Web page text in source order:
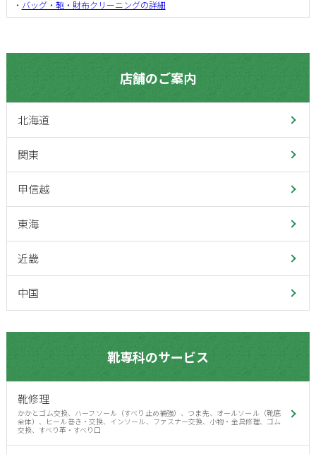
・ バッグ・鞄・財布クリーニングの詳細
店舗のご案内
北海道
関東
甲信越
東海
近畿
中国
靴専科のサービス
靴修理
かかとゴム交換、ハーフソール（すべり止め補強）、つま先、オールソール（靴底
全体）、ヒール巻き・交換、インソール、ファスナー交換、小物・金具修理、ゴム
交換、すべり革・すべり口